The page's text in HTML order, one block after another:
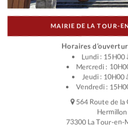
MAIRIE DE LA TOUR-
Horaires
Lundi : 15H00
Mercredi :
Jeudi : 10H00
Vendredi :
564 Route de la
Hermillon
73300 La Tour-en-